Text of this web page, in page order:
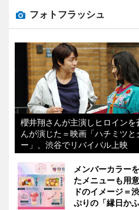
フォトフラッシュ
櫻井翔さんが主演しヒロインを
んが演じた＝映画「ハチミツと
ー」、渋谷でリバイバル上映
メンバーカラー
たメニューも用
ドのイメージ＝
ぷりの「縁日かふ